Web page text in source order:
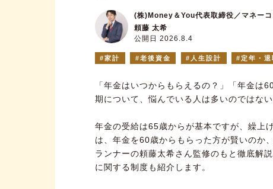
公開日 2026.8.4
(株)Money＆You代表取締役／マネーコ
頼藤 太希
家計 老後資金 人生設計 定年・退
「年金はいつからもらえるの？」「年金は
期について、悩んでいる人は多いのではない
年金の受給は65歳からが基本ですが、繰上
は、年金を60歳からもらった方が賢いのか
ランナーの頼藤太希さん監修のもと徹底解
に関する制度も紹介します。